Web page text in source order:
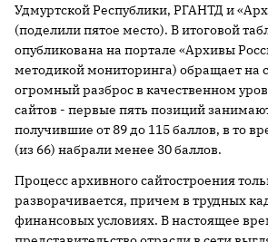
Удмуртской Республики, РГАНТД и
(поделили пятое место). В итоговой
опубликована на портале «Архивы
методикой мониторинга) обращает на
огромный разброс в качественном
сайтов - первые пять позиций
получившие от 89 до 115 баллов, в то
(из 66) набрали менее 30 баллов.
Процесс архивного сайтостроения
разворачивается, причем в трудных
финансовых условиях. В настоящее